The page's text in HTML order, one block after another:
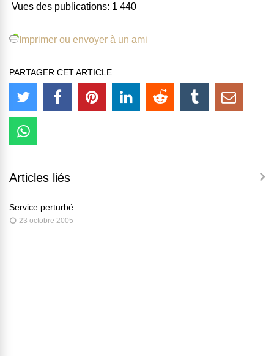
Vues des publications: 1 440
Imprimer ou envoyer à un ami
PARTAGER CET ARTICLE
Articles liés
Service perturbé
23 octobre 2005